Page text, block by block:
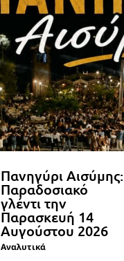
Πανηγύρι Αισύμης:
Παραδοσιακό
γλέντι την
Παρασκευή 14
Αυγούστου 2026
Αναλυτικά